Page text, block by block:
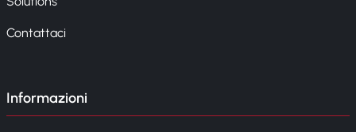
Contattaci
Informazioni